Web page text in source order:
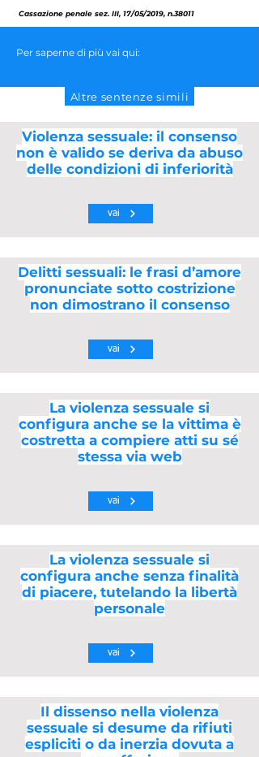
Cassazione penale sez. III, 17/05/2019, n.38011
Per saperne di più vai qui:
Altre sentenze simili
Violenza sessuale: il consenso
non è valido se deriva da abuso
delle condizioni di inferiorità
vai
Delitti sessuali: le frasi d’amore
pronunciate sotto costrizione
non dimostrano il consenso
vai
La violenza sessuale si
configura anche se la vittima è
costretta a compiere atti su sé
stessa via web
vai
La violenza sessuale si
configura anche senza finalità
di piacere, tutelando la libertà
personale
vai
Il dissenso nella violenza
sessuale si desume da rifiuti
espliciti o da inerzia dovuta a